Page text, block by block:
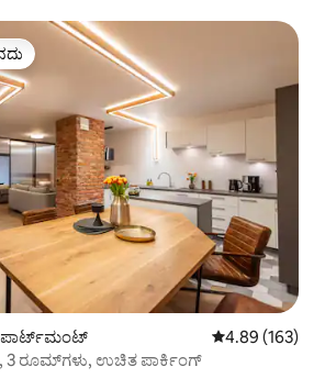
5 ರಲ್ಲಿ 4.89
4.89 (163)
3 ರೂಮ್‌ಗಳು, ಉಚಿತ ಪಾರ್ಕಿಂಗ್